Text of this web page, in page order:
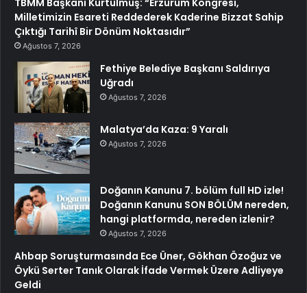
TBMM Başkanı Kurtulmuş: “Erzurum Kongresi,
Milletimizin Esareti Reddederek Kaderine Bizzat Sahip
Çıktığı Tarihî Bir Dönüm Noktasıdır”
Ağustos 7, 2026
Fethiye Belediye Başkanı Saldırıya
Uğradı
Ağustos 7, 2026
Malatya’da Kaza: 9 Yaralı
Ağustos 7, 2026
Doğanın Kanunu 7. bölüm full HD izle!
Doğanın Kanunu SON BÖLÜM nereden,
hangi platformda, nereden izlenir?
Ağustos 7, 2026
Ahbap Soruşturmasında Ece Üner, Gökhan Özoğuz ve
Öykü Serter Tanık Olarak İfade Vermek Üzere Adliyeye
Geldi